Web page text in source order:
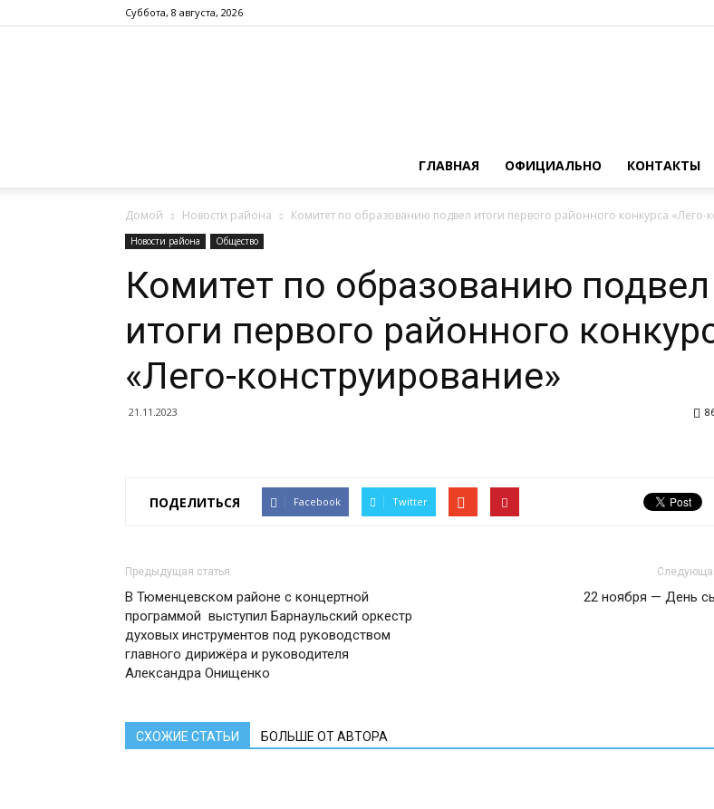
Суббота, 8 августа, 2026
«Вперед»
ГЛАВНАЯ ОФИЦИАЛЬНО КОНТАКТЫ
Домой Новости района Комитет по образованию подвел итоги первого районного конкурса «Лего-
Новости района Общество
Комитет по образованию подвел
итоги первого районного
«Лего-конструирование»
21.11.2023
ПОДЕЛИТЬСЯ Facebook Twitter
Предыдущая статья
В Тюменцевском районе с концертной
программой выступил Барнаульский оркестр
духовых инструментов под руководством
главного дирижёра и руководителя
Александра Онищенко
22 ноября — День
СХОЖИЕ СТАТЬИ БОЛЬШЕ ОТ АВТОРА